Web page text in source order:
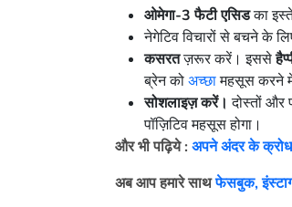
ओमेगा-3 फैटी एसिडका
नेगेटिव विचारों से बचने के
कसरतज़रूर करें। इससे
ब्रेन कोअच्छामहसूस करने
सोशलाइज़ करें।दोस्तों और
पॉज़िटिव महसूस होगा।
और भी पढ़िये: अपने अंदर के क्रोध
अब आप हमारे साथफेसबुक,